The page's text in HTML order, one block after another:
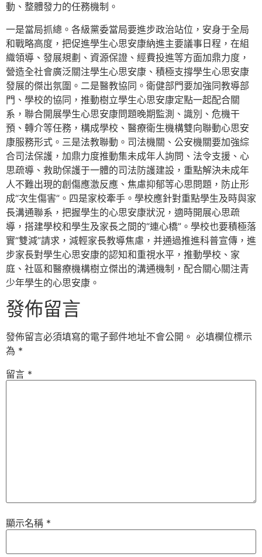
動、整體發力的任務機制。
一是當局抓總。各級黨委當局要進步政治站位，安身于全局
和戰略高度，把促進學生心思安康納進主要議事日程，在組
織領導、發展規劃、資源保證、經費投進等方面加鼎力度，
營造全社會廣泛關注學生心思安康、積極支撐學生心思安康
發展的傑出氛圍。二是醫教協同。衛健部門要加強同教導部
門、學校的協同，推動樹立學生心思安康定點一起配合關
系，聯合開展學生心思安康問題晚期監測、識別、危機干
預、轉介等任務，構成學校、醫療衛生機構雙向聯動心思安
康服務形式。三是法教聯動。司法機關、公安機關要加強綜
合司法保護，加鼎力度推動集未成年人詢問、法令支援、心
思疏導、救助保護于一體的司法防護建設，重點解決未成年
人不難出現的創傷應激反應、焦慮抑郁等心思問題，防止形
成“次生傷害”。四是家校牽手。學校應針對重點學生及時與家
長溝通聯系，把握學生的心思安康狀況，適時開展心思疏
導，搭建學校和學生及家長之間的“連心橋”。學校也要積極落
實“雙減”請求，減輕家長教導焦慮，并通過推進科普宣傳，進
步家長對學生心思安康的認知和重視水平，推動學校、家
庭、社區和醫療機構樹立傑出的溝通機制，配合關心關注青
少年學生的心思安康。
發佈留言
發佈留言必須填寫的電子郵件地址不會公開。 必填欄位標示
為 *
留言 *
顯示名稱 *